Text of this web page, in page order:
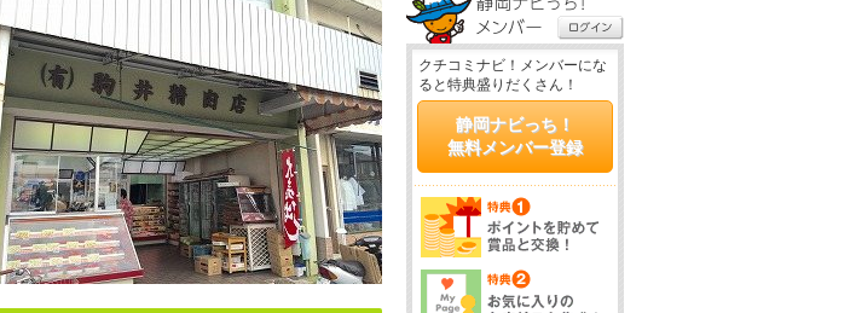
クチコミナビ！メンバーにな
ると特典盛りだくさん！
静岡ナビっち！
無料メンバー登録